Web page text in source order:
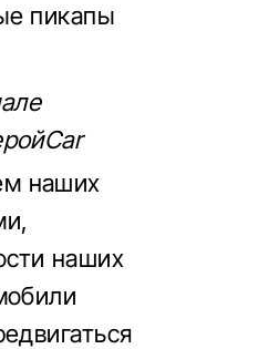
пикапы
наших
наших